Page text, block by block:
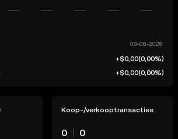
+$0,00(0,00%)
+$0,00(0,00%)
Koop-/verkooptransacties
0 0